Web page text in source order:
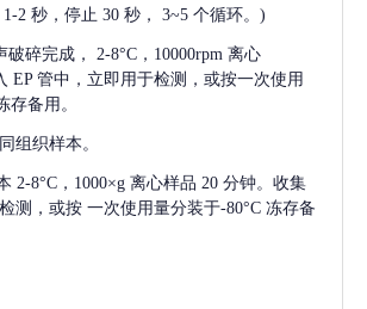
2 秒，停止 30 秒， 3~5 个循环。)
破碎完成，
2-8°C，10000rpm 离心
EP 管中，立即用于检测，或按一次使用
存备用。
组织样本。
2-8°C，1000×g 离心样品 20 分钟。收集
测，或按 一次使用量分装于-80°C 冻存备